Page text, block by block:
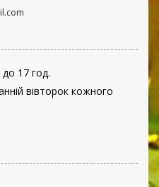
17 год.
вівторок кожного